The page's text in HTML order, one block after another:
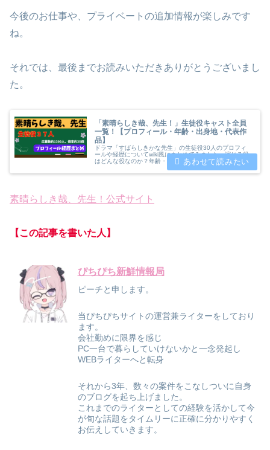
今後のお仕事や、プライベートの追加情報が楽しみです
ね。
それでは、最後までお読みいただきありがとうございまし
た。
「素晴らしき哉、先生！」生徒役キャスト全員
一覧！【プロフィール・年齢・出身地・代表作
品】
ドラマ「すばらしきかな先生」の生徒役30人のプロフィ
ールや経歴についてwiki風にまとめてみました。演じる役
はどんな役なのか？年齢・出身地・これまでに演じた代表
作品を紹介した上で出身地別人数・最年長（最年少）メン
バーについても紹介します。
素晴らしき哉、先生！公式サイト
【この記事を書いた人】
ぴちぴち新鮮情報局
ピーチと申します。
当ぴちぴちサイトの運営兼ライターをしており
ます。
会社勤めに限界を感じ
PC一台で暮らしていけないかと一念発起し
WEBライターへと転身
それから3年、数々の案件をこなしついに自身
のブログを起ち上げました。
これまでのライターとしての経験を活かして今
が旬な話題をタイムリーに正確に分かりやすく
お伝えしていきます。